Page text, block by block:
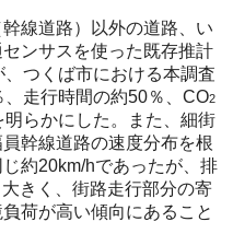
線道路）以外の道路、い
ンサスを使った既存推計
つくば市における本調査
走行時間の約50％、CO2
らかにした。また、細街
幹線道路の速度分布を根
約20km/hであったが、排
きく、街路走行部分の寄
荷が高い傾向にあること